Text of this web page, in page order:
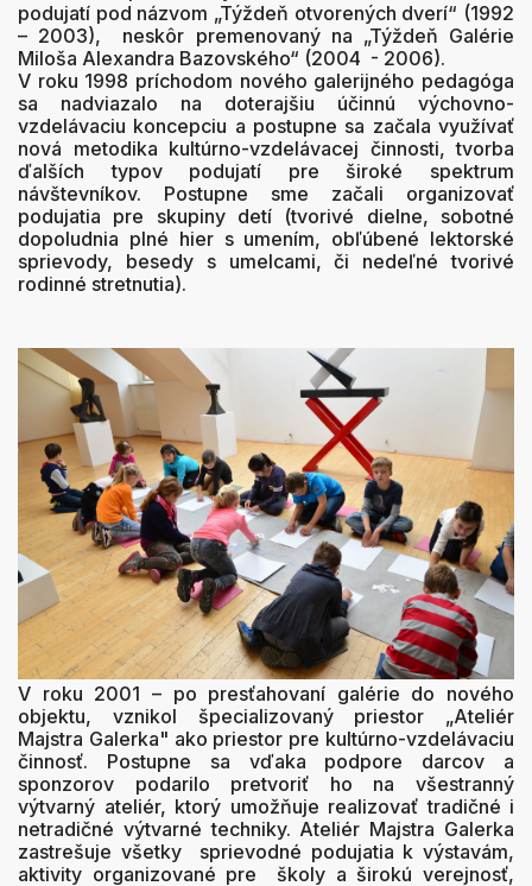
podujatí pod názvom „Týždeň otvorených dverí“ (1992
– 2003), neskôr premenovaný na „Týždeň Galérie
Miloša Alexandra Bazovského“ (2004 - 2006).
V roku 1998 príchodom nového galerijného pedagóga
sa nadviazalo na doterajšiu účinnú výchovno-
vzdelávaciu koncepciu a postupne sa začala využívať
nová metodika kultúrno-vzdelávacej činnosti, tvorba
ďalších typov podujatí pre široké spektrum
návštevníkov. Postupne sme začali organizovať
podujatia pre skupiny detí (tvorivé dielne, sobotné
dopoludnia plné hier s umením, obľúbené lektorské
sprievody, besedy s umelcami, či nedeľné tvorivé
rodinné stretnutia).
V roku 2001 – po presťahovaní galérie do nového
objektu, vznikol špecializovaný priestor „Ateliér
Majstra Galerka" ako priestor pre kultúrno-vzdelávaciu
činnosť. Postupne sa vďaka podpore darcov a
sponzorov podarilo pretvoriť ho na všestranný
výtvarný ateliér, ktorý umožňuje realizovať tradičné i
netradičné výtvarné techniky. Ateliér Majstra Galerka
zastrešuje všetky sprievodné podujatia k výstavám,
aktivity organizované pre školy a širokú verejnosť,